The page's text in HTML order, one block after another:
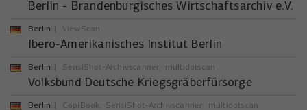
Berlin - Brandenburgisches Wirtschaftsarchiv e.V.
Berlin ViewScan
Ibero-Amerikanisches Institut Berlin
Berlin SensiShot-Archivscanner multidotscan
Volksbund Deutsche Kriegsgräberfürsorge
Berlin CopiBook SensiShot-Archivscanner multidotscan